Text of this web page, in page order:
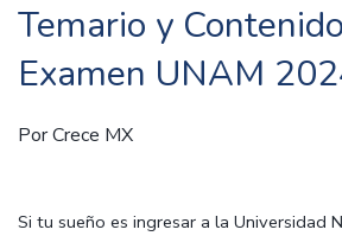
Temario y
Examen UNAM
PorCrece MX
Si tu sueño es ingresar a la Universidad